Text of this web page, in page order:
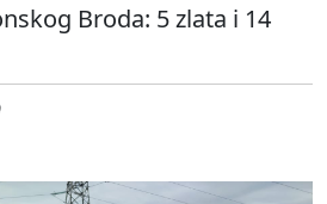
Broda: 5 zlata i 14